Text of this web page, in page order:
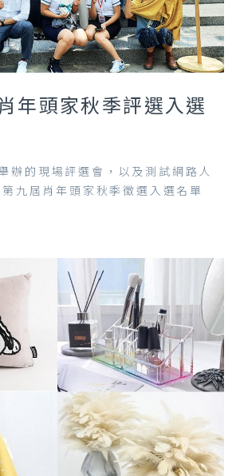
年頭家秋季評選入選
辦的現場評選會，以及測試網路人
九屆肖年頭家秋季徵選入選名單